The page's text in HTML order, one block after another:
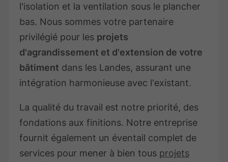
l'isolation et la ventilation sous le plancher
bas. Nous sommes votre partenaire
privilégié pour les projets
d'agrandissement et d'extension de votre
bâtiment dans les Landes, assurant une
intégration harmonieuse avec l'existant.
La qualité du travail est notre priorité, des
fondations aux finitions. Notre entreprise
fournit également un éventail complet de
services pour mener à bien tous projets